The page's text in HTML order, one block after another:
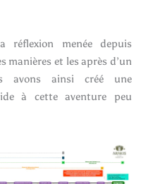
menée depuis
manières et les après d’un
avons ainsi créé une
à cette aventure peu